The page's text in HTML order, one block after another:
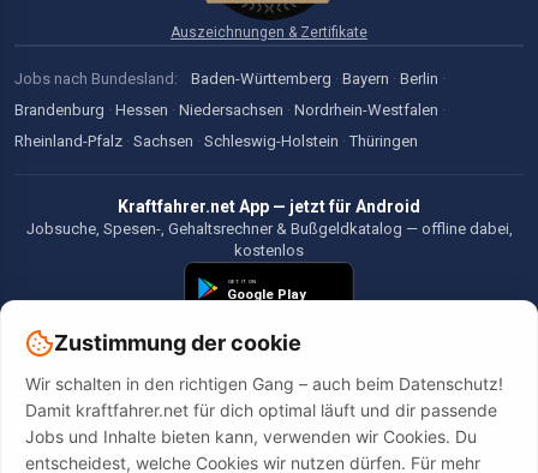
Auszeichnungen & Zertifikate
Jobs nach Bundesland: Baden-Württemberg · Bayern · Berlin ·
Brandenburg · Hessen · Niedersachsen · Nordrhein-Westfalen ·
Rheinland-Pfalz · Sachsen · Schleswig-Holstein · Thüringen
Kraftfahrer.net App — jetzt für Android
Jobsuche, Spesen-, Gehaltsrechner & Bußgeldkatalog — offline dabei,
kostenlos
©2026 Kraftfahrer.net. Alle Rechte vorbehalten.
Zustimmung der cookie
Wir schalten in den richtigen Gang – auch beim Datenschutz!
Damit kraftfahrer.net für dich optimal läuft und dir passende
Jobs und Inhalte bieten kann, verwenden wir Cookies. Du
entscheidest, welche Cookies wir nutzen dürfen. Für mehr